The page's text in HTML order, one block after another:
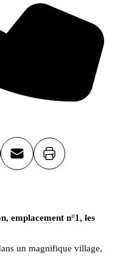
Email Imprimer
emplacement n°1, les
un magnifique village,